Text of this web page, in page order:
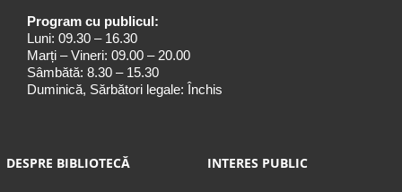
Program cu publicul:
Luni: 09.30 – 16.30
Marți – Vineri: 09.00 – 20.00
Sâmbătă: 8.30 – 15.30
Duminică, Sărbători legale: Închis
DESPRE BIBLIOTECĂ INTERES PUBLIC